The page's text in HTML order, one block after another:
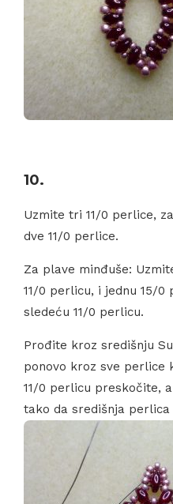
10.
Uzmite tri 11/0 perlice,
dve 11/0 perlice.
Za plave minđuše:
11/0 perlicu, i jednu 15/
sledeću 11/0 perlicu.
Prođite kroz središnju
ponovo kroz sve perlice
11/0 perlicu preskočite,
tako da središnja perlica